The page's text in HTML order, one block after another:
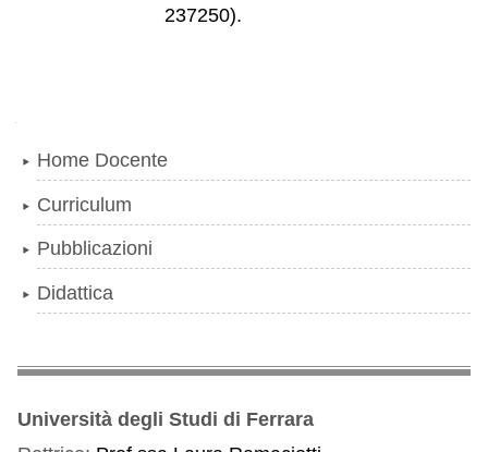
237250).
Home Docente
Curriculum
Pubblicazioni
Didattica
Università degli Studi di Ferrara